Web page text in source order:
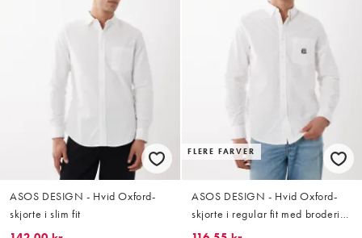
ASOS DESIGN - Hvid Oxford-
skjorte i slim fit
FLERE FARVER
ASOS DESIGN - Hvid Oxford-
skjorte i regular fit med brodering
på brystet